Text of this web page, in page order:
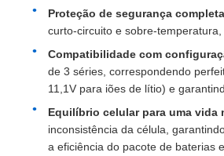
Proteção de segurança completa
curto-circuito e sobre-
Compatibilidade com
de 3 séries, correspondendo
11,1V para iões de lítio) e
Equilíbrio celular para uma vida
inconsistência da célula,
a eficiência do pacote de baterias